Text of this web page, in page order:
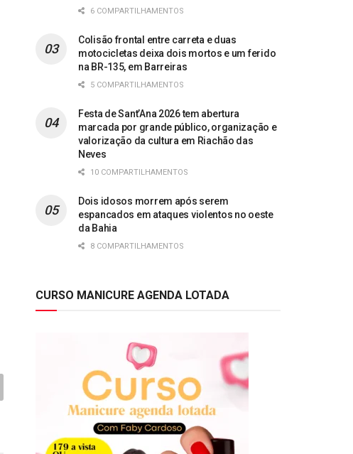
6 COMPARTILHAMENTOS
Colisão frontal entre carreta e duas
motocicletas deixa dois mortos e um ferido
na BR-135, em Barreiras
5 COMPARTILHAMENTOS
Festa de Sant’Ana 2026 tem abertura
marcada por grande público, organização e
valorização da cultura em Riachão das
Neves
10 COMPARTILHAMENTOS
Dois idosos morrem após serem
espancados em ataques violentos no oeste
da Bahia
8 COMPARTILHAMENTOS
CURSO MANICURE AGENDA LOTADA